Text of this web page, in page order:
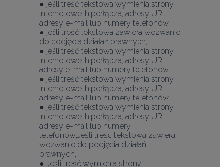
● jeśli treść tekstowa wymienia strony
internetowe, hiperłącza, adresy URL,
adresy e-mail lub numery telefonów,
● jeśli treść tekstowa zawiera wezwanie
do podjęcia działań prawnych,
● jeśli treść tekstowa wymienia strony
internetowe, hiperłącza, adresy URL,
adresy e-mail lub numery telefonów,
● jeśli treść tekstowa wymienia strony
internetowe, hiperłącza, adresy URL,
adresy e-mail lub numery telefonów,
● jeśli treść tekstowa wymienia strony
internetowe, hiperłącza, adresy URL,
adresy e-mail lub numery
telefonów;Jeśli treść tekstowa zawiera
wezwanie do podjęcia działań
prawnych,
● Jeśli treść wymienia strony